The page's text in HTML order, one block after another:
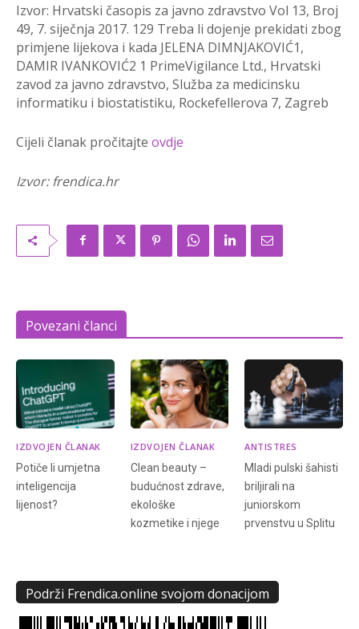
Izvor: Hrvatski časopis za javno zdravstvo Vol 13, Broj
49, 7. siječnja 2017. 129 Treba li dojenje prekidati zbog
primjene lijekova i kada JELENA DIMNJAKOVIĆ1,
DAMIR IVANKOVIĆ2 1 PrimeVigilance Ltd., Hrvatski
zavod za javno zdravstvo, Služba za medicinsku
informatiku i biostatistiku, Rockefellerova 7, Zagreb
Cijeli članak pročitajte ovdje
Izvor: frendica.hr
Povezani članci
IZDVOJEN ČLANAK
Potiče li umjetna
inteligencija
lijenost?
IZDVOJEN ČLANAK
Clean beauty –
budućnost zdrave,
ekološke
kozmetike i njege
ANTISTRES
Mladi pulski šahisti
briljirali na
juniorskom
prvenstvu u Splitu
Podrži Frendica.online svojom donacijom